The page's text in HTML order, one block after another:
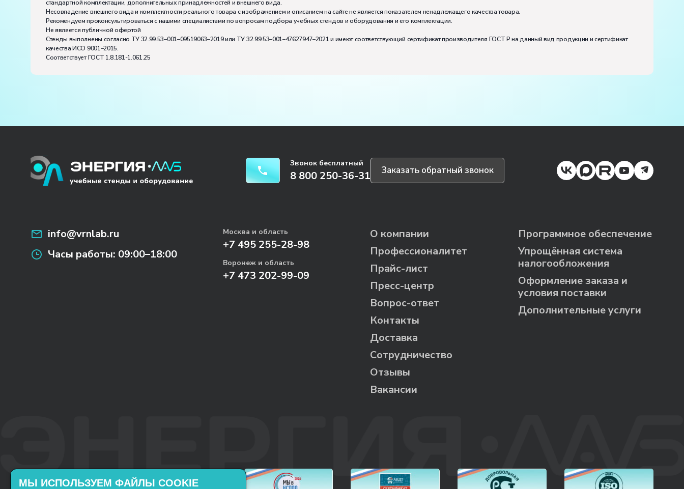
стандартной комплектации, дополнительных принадлежностей и внешнего вида.
Несовпадение внешнего вида и комплектности реального товара с изображением и описанием на сайте не является показателем ненадлежащего качества товара.
Рекомендуем проконсультироваться с нашими специалистами по вопросам подбора учебных стендов и оборудования и его комплектации.
Не является публичной офертой
Стенды выполнены согласно ТУ 32.99.53–001–09519063–2019 или ТУ 32.99.53–001–47627947–2021 и имеют соответствующий сертификат производителя ГОСТ Р на данный вид продукции и сертификат
качества ИСО 9001–2015.
Соответствует ГОСТ 1.8.181-1.061.25
Звонок бесплатный
8 800 250-36-31 Заказать обратный звонок
info@vrnlab.ru
Часы работы: 09:00–18:00
Москва и область
+7 495 255-28-98
Воронеж и область
+7 473 202-99-09
О компании
Профессионалитет
Прайс-лист
Пресс-центр
Вопрос-ответ
Контакты
Доставка
Сотрудничество
Отзывы
Вакансии
Программное обеспечение
Упрощённая система
налогообложения
Оформление заказа и
условия поставки
Дополнительные услуги
МЫ ИСПОЛЬЗУЕМ ФАЙЛЫ COOKIE